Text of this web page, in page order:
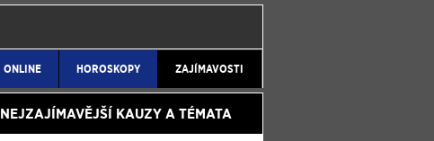
ONLINE HOROSKOPY ZAJÍMAVOSTI
NEJZAJÍMAVĚJŠÍ KAUZY A TÉMATA